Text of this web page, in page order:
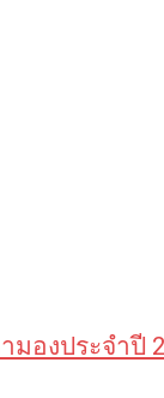
มองประจำปี